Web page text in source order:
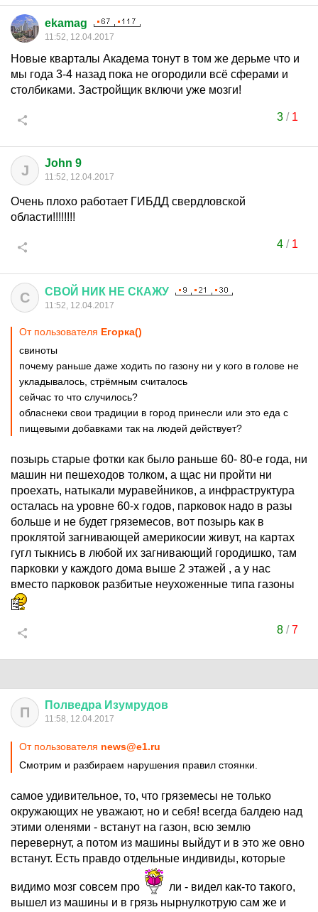
ekamag
11:52, 12.04.2017
Новые кварталы Академа тонут в том же дерьме что и
мы года 3-4 назад пока не огородили всё сферами и
столбиками. Застройщик включи уже мозги!
3/ 1
J John 9
11:52, 12.04.2017
Очень плохо работает ГИБДД свердловской
области!!!!!!!!
4/ 1
С СВОЙ НИК НЕ СКАЖУ
11:52, 12.04.2017
От пользователя Егорка()
свиноты
почему раньше даже ходить по газону ни у кого в голове не
укладывалось, стрёмным считалось
сейчас то что случилось?
обласнеки свои традиции в город принесли или это еда с
пищевыми добавками так на людей действует?
позырь старые фотки как было раньше 60- 80-е года, ни
машин ни пешеходов толком, а щас ни пройти ни
проехать, натыкали муравейников, а инфраструктура
осталась на уровне 60-х годов, парковок надо в разы
больше и не будет гряземесов, вот позырь как в
проклятой загнивающей америкосии живут, на картах
гугл тыкнись в любой их загнивающий городишко, там
парковки у каждого дома выше 2 этажей , а у нас
вместо парковок разбитые неухоженные типа газоны
8/7
П Полведра Изумрудов
11:58, 12.04.2017
От пользователя news@e1.ru
Смотрим и разбираем нарушения правил стоянки.
самое удивительное, то, что гряземесы не только
окружающих не уважают, но и себя! всегда балдею над
этими оленями - встанут на газон, всю землю
перевернут, а потом из машины выйдут и в это же овно
встанут. Есть правдо отдельные индивиды, которые
видимо мозг совсем про
ли - видел как-то такого,
вышел из машины и в грязь нырнулкотрую сам же и